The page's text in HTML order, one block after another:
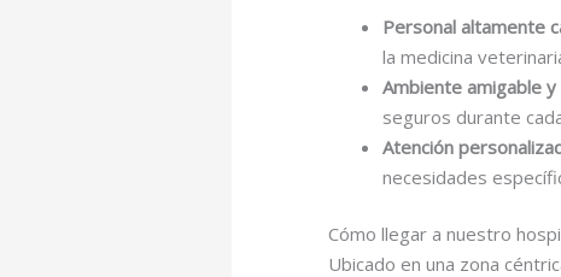
Personal altamente
la medicina
Ambiente amigable
seguros durante
Atención
necesidades
Cómo llegar a nuestro
Ubicado en una zona